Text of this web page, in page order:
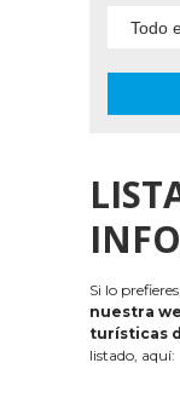
Si lo
nuestra
turísticas
listado, aquí: